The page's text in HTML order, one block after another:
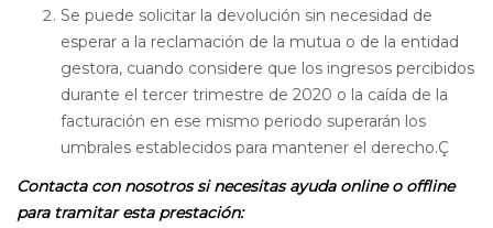
Se puede solicitar la devolución sin necesidad de
esperar a la reclamación de la mutua o de la entidad
gestora, cuando considere que los ingresos percibidos
durante el tercer trimestre de 2020 o la caída de la
facturación en ese mismo periodo superarán los
umbrales establecidos para mantener el derecho.Ç
Contacta con nosotros si necesitas ayuda online o offline
para tramitar esta prestación: